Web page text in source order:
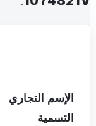
الإسم التجاري
التسمية